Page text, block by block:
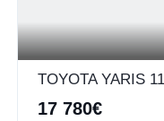
17 780€